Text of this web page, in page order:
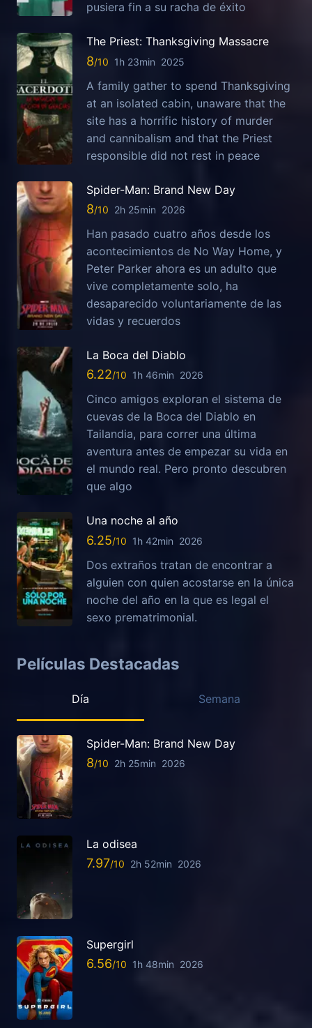
pusiera fin a su racha de éxito
The Priest: Thanksgiving Massacre
8 1h 23min 2025
A family gather to spend Thanksgiving
at an isolated cabin, unaware that the
site has a horrific history of murder
and cannibalism and that the Priest
responsible did not rest in peace
Spider-Man: Brand New Day
8 2h 25min 2026
Han pasado cuatro años desde los
acontecimientos de No Way Home, y
Peter Parker ahora es un adulto que
vive completamente solo, ha
desaparecido voluntariamente de las
vidas y recuerdos
La Boca del Diablo
6.22 1h 46min 2026
Cinco amigos exploran el sistema de
cuevas de la Boca del Diablo en
Tailandia, para correr una última
aventura antes de empezar su vida en
el mundo real. Pero pronto descubren
que algo
Una noche al año
6.25 1h 42min 2026
Dos extraños tratan de encontrar a
alguien con quien acostarse en la única
noche del año en la que es legal el
sexo prematrimonial.
Películas Destacadas
Día Semana
Spider-Man: Brand New Day
8 2h 25min 2026
La odisea
7.97 2h 52min 2026
Supergirl
6.56 1h 48min 2026